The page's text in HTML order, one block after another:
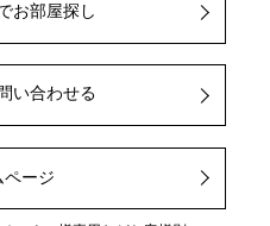
お部屋探し
い合わせる
ページ